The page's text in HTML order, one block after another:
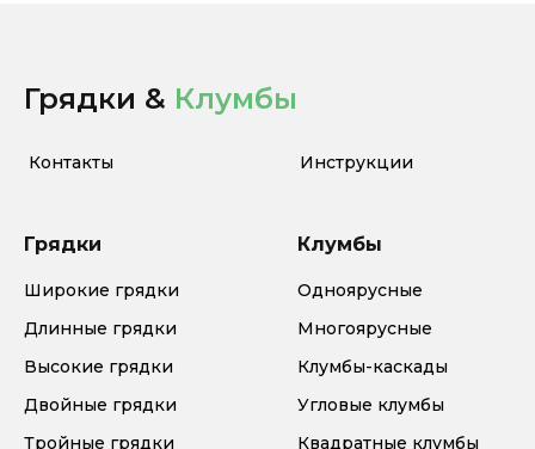
Грядки & Клумбы
Контакты Инструкции
Грядки
Широкие грядки
Длинные грядки
Высокие грядки
Двойные грядки
Тройные грядки
Клумбы
Одноярусные
Многоярусные
Клумбы-каскады
Угловые клумбы
Квадратные клумбы